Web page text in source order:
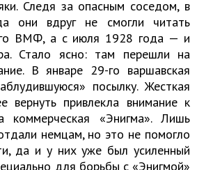
Следя за опасным соседом, в
они вдруг не смогли читать
ВМФ, а с июля 1928 года — и
Стало ясно: там перешли на
В январе 29-го варшавская
посылку. Жесткая
вернуть привлекла внимание к
коммерческая «Энигма». Лишь
немцам, но это не помогло
да и у них уже был усиленный
для борьбы с «Энигмой»